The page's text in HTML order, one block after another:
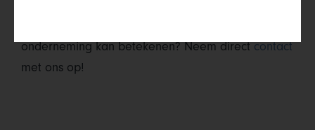
onderneming kan betekenen? Neem directcontact
met ons op!